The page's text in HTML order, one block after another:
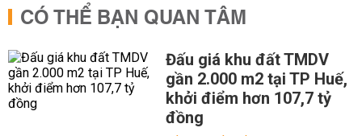
CÓ THỂ BẠN QUAN TÂM
Đấu giá khu đất TMDV
gần 2.000 m2 tại TP Huế,
khởi điểm hơn 107,7 tỷ
đồng